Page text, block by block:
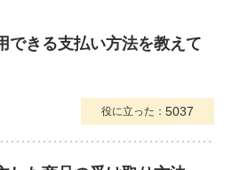
できる支払い方法を教えて
役に立った： 5037